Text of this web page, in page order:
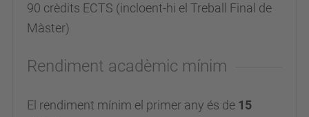
90 crèdits ECTS (incloent-hi el Treball Final de
Màster)
Rendiment acadèmic mínim
El rendiment mínim el primer any és de 15